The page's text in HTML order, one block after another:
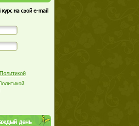
на свой e-mail
Политикой
день